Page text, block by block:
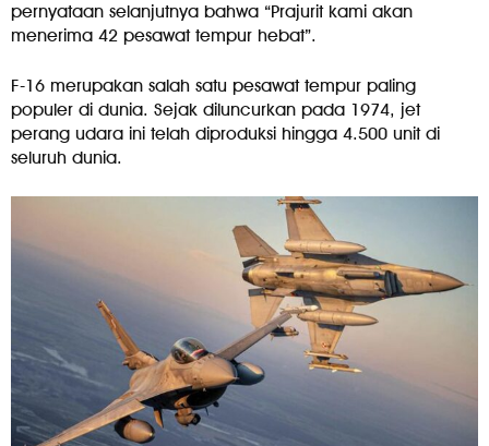
pernyataan selanjutnya bahwa “Prajurit kami akan
menerima 42 pesawat tempur hebat”.
F-16 merupakan salah satu pesawat tempur paling
populer di dunia. Sejak diluncurkan pada 1974, jet
perang udara ini telah diproduksi hingga 4.500 unit di
seluruh dunia.